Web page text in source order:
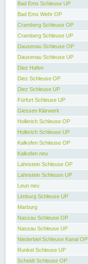
Bad Ems Schleuse UP
Bad Ems Wehr OP
Cramberg Schleuse OP
Cramberg Schleuse UP
Dausenau Schleuse OP
Dausenau Schleuse UP
Diez Hafen
Diez Schleuse OP
Diez Schleuse UP
Fürfurt Schleuse UP
Giessen Klärwerk
Hollerich Schleuse OP
Hollerich Schleuse UP
Kalkofen Schleuse OP
Kalkofen neu
Lahnstein Schleuse OP
Lahnstein Schleuse UP
Leun neu
Limburg Schleuse UP
Marburg
Nassau Schleuse OP
Nassau Schleuse UP
Niederbiel Schleuse Kanal OP
Runkel Schleuse UP
Scheidt Schleuse OP